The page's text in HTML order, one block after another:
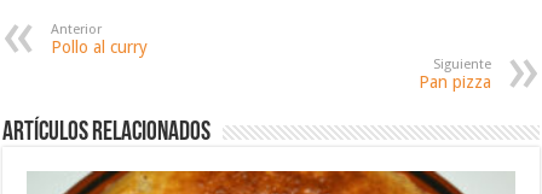
Anterior
Pollo al curry
Siguiente
Pan pizza
Artículos relacionados